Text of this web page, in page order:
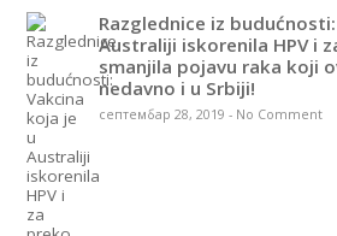
Razglednice iz
Australiji iskorenila HPV i
smanjila pojavu raka koji
nedavno i u Srbiji!
септембар 28, 2019 - No Comment